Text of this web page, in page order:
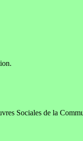
Sociales de la